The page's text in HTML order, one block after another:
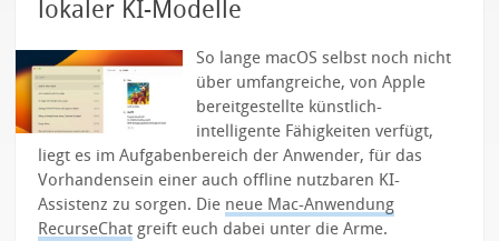
lokaler KI-Modelle
So lange macOS selbst noch nicht
über umfangreiche, von Apple
bereitgestellte künstlich-
intelligente Fähigkeiten verfügt,
liegt es im Aufgabenbereich der Anwender, für das
Vorhandensein einer auch offline nutzbaren KI-
Assistenz zu sorgen. Die neue Mac-Anwendung
RecurseChat greift euch dabei unter die Arme.